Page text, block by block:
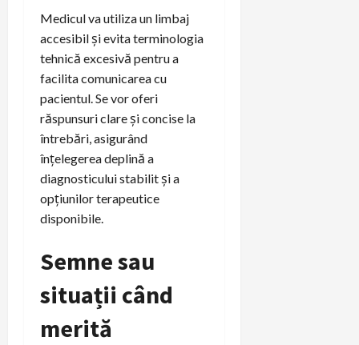
Medicul va utiliza un limbaj
accesibil și evita terminologia
tehnică excesivă pentru a
facilita comunicarea cu
pacientul. Se vor oferi
răspunsuri clare și concise la
întrebări, asigurând
înțelegerea deplină a
diagnosticului stabilit și a
opțiunilor terapeutice
disponibile.
Semne sau
situații când
merită